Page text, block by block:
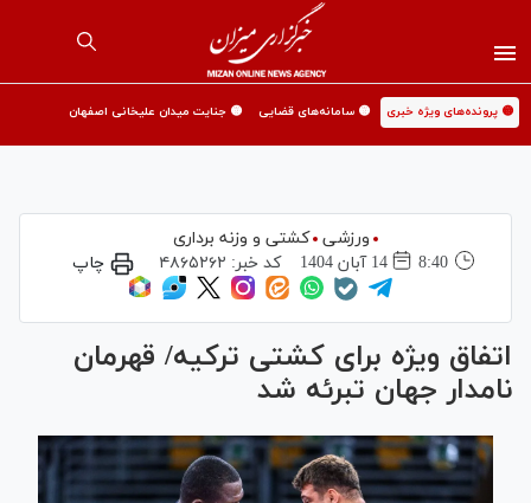
🟡 پرونده‌های ویژه خبری 🟡 سامانه‌های قضایی 🟡 جنایت میدان علیخانی اصفهان
ورزشی
کشتی و وزنه برداری
8:40
14 آبان 1404 کد خبر: ۴۸۶۵۲۶۲ چاپ
اتفاق ویژه برای کشتی ترکیه/ قهرمان
نامدار جهان تبرئه شد